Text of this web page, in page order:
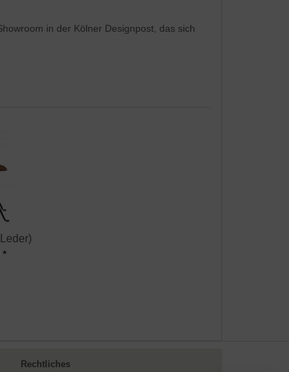
in der Kölner Designpost, das sich
*
Rechtliches